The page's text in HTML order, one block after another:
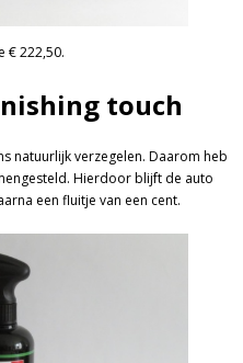
€ 222,50.
touch
natuurlijk verzegelen. Daarom heb
Hierdoor blijft de auto
een fluitje van een cent.